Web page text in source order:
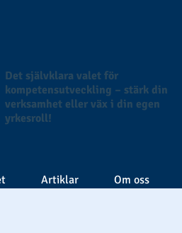
Det självklara valet för
kompetensutveckling – stärk din
verksamhet eller väx i din egen
yrkesroll!
Artiklar Om oss